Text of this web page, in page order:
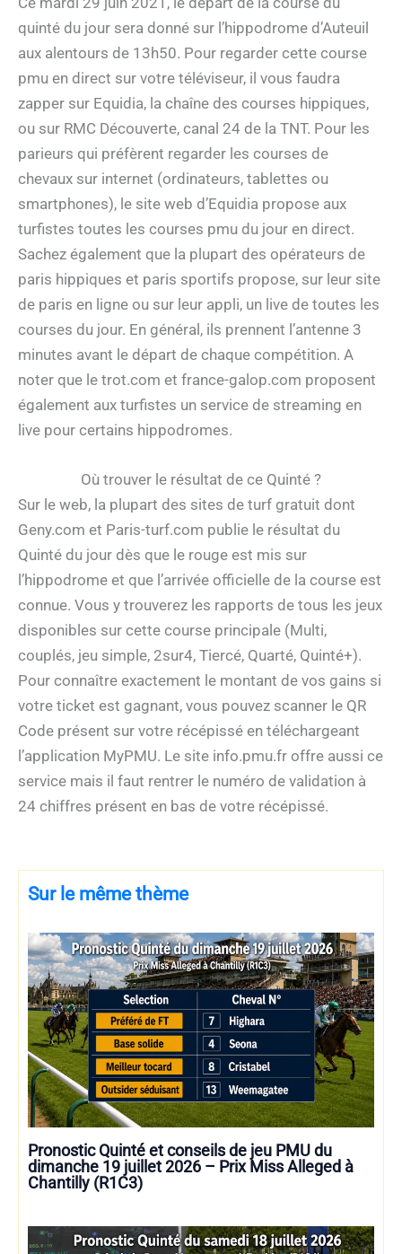
quinté du jour sera donné sur l’hippodrome d’Auteuil
aux alentours de 13h50. Pour regarder cette course
pmu en direct sur votre téléviseur, il vous faudra
zapper sur Equidia, la chaîne des courses hippiques,
ou sur RMC Découverte, canal 24 de la TNT. Pour les
parieurs qui préfèrent regarder les courses de
chevaux sur internet (ordinateurs, tablettes ou
smartphones), le site web d’Equidia propose aux
turfistes toutes les courses pmu du jour en direct.
Sachez également que la plupart des opérateurs de
paris hippiques et paris sportifs propose, sur leur site
de paris en ligne ou sur leur appli, un live de toutes les
courses du jour. En général, ils prennent l’antenne 3
minutes avant le départ de chaque compétition. A
noter que le trot.com et france-galop.com proposent
également aux turfistes un service de streaming en
live pour certains hippodromes.
Où trouver le résultat de ce Quinté ?
Sur le web, la plupart des sites de turf gratuit dont
Geny.com et Paris-turf.com publie le résultat du
Quinté du jour dès que le rouge est mis sur
l’hippodrome et que l’arrivée officielle de la course est
connue. Vous y trouverez les rapports de tous les jeux
disponibles sur cette course principale (Multi,
couplés, jeu simple, 2sur4, Tiercé, Quarté, Quinté+).
Pour connaître exactement le montant de vos gains si
votre ticket est gagnant, vous pouvez scanner le QR
Code présent sur votre récépissé en téléchargeant
l’application MyPMU. Le site info.pmu.fr offre aussi ce
service mais il faut rentrer le numéro de validation à
24 chiffres présent en bas de votre récépissé.
Sur le même thème
Pronostic Quinté et conseils de jeu PMU du
dimanche 19 juillet 2026 – Prix Miss Alleged à
Chantilly (R1C3)